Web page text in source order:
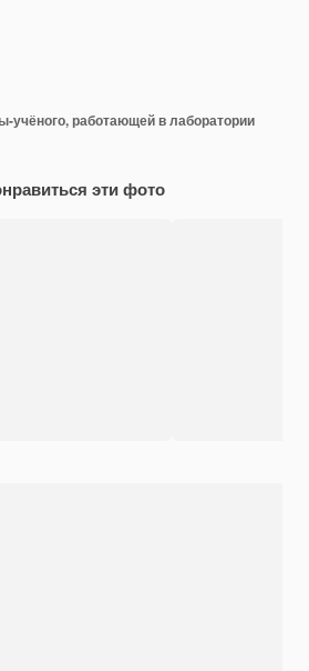
учёного, работающей в лаборатории
эти фото